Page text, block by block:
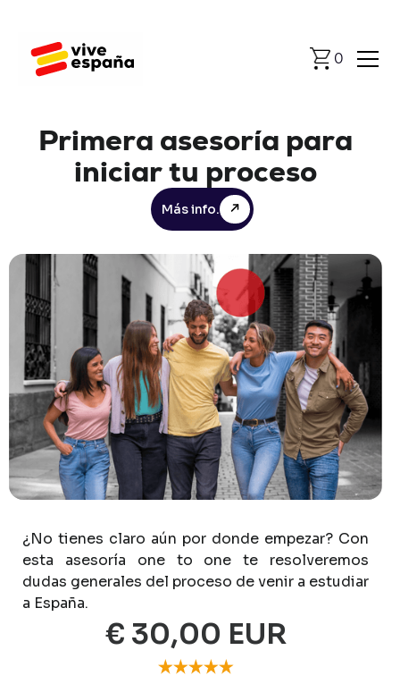
0
Primera asesoría para
iniciartu proceso
Más info.
¿No tienes claro aún por donde empezar? Con
esta
asesoría one to one te
resolveremos
dudas generales del proceso devenir a estudiar
a España.
€ 30,00 EUR